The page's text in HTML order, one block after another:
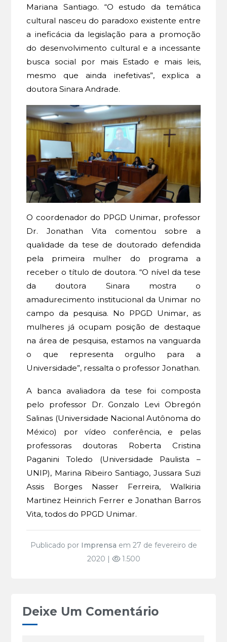
Mariana Santiago. “O estudo da temática
cultural nasceu do paradoxo existente entre
a ineficácia da legislação para a promoção
do desenvolvimento cultural e a incessante
busca social por mais Estado e mais leis,
mesmo que ainda inefetivas”, explica a
doutora Sinara Andrade.
O coordenador do PPGD Unimar, professor
Dr. Jonathan Vita comentou sobre a
qualidade da tese de doutorado defendida
pela primeira mulher do programa a
receber o título de doutora. “O nível da tese
da doutora Sinara mostra o
amadurecimento institucional da Unimar no
campo da pesquisa. No PPGD Unimar, as
mulheres já ocupam posição de destaque
na área de pesquisa, estamos na vanguarda
o que representa orgulho para a
Universidade”, ressalta o professor Jonathan.
A banca avaliadora da tese foi composta
pelo professor Dr. Gonzalo Levi Obregón
Salinas (Universidade Nacional Autônoma do
México) por vídeo conferência, e pelas
professoras doutoras Roberta Cristina
Paganini Toledo (Universidade Paulista –
UNIP), Marina Ribeiro Santiago, Jussara Suzi
Assis Borges Nasser Ferreira, Walkiria
Martinez Heinrich Ferrer e Jonathan Barros
Vita, todos do PPGD Unimar.
Publicado por Imprensa em 27 de fevereiro de
2020 |
1.500
Deixe Um Comentário